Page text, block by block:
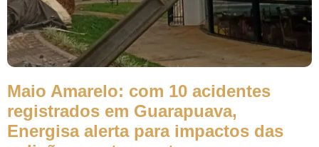
Maio Amarelo: com 10 acidentes
registrados em Guarapuava,
Energisa alerta para impactos das